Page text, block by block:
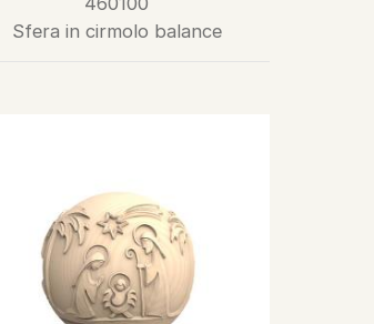
Sfera in cirmolo balance